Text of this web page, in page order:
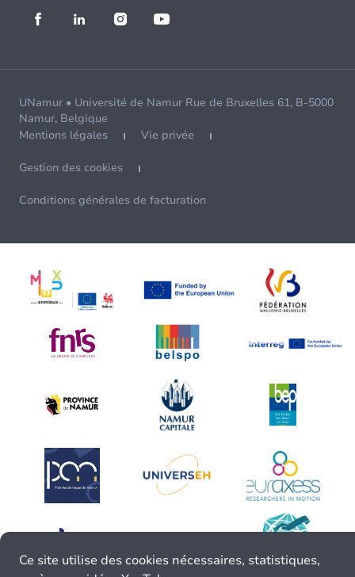
UNamur • Université de Namur Rue de Bruxelles 61, B-5000
Namur, Belgique
Mentions légales
Vie privée
Gestion des cookies
Conditions générales de facturation
Ce site utilise des cookies nécessaires, statistiques,